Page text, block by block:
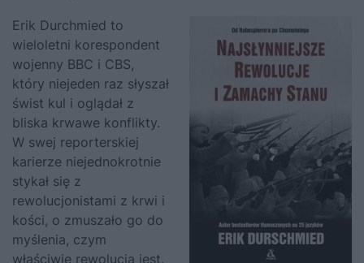
Erik Durchmied to
wieloletni korespondent
wojenny BBC i CBS,
który niejeden raz słyszał
świst kul i oglądał z
bliska krwawe konflikty.
W swej reporterskiej
karierze niejednokrotnie
stykał się z
rewolucjonistami z krwi i
kości, o zmuszało go do
myślenia, czym
właściwie rewolucja jest.